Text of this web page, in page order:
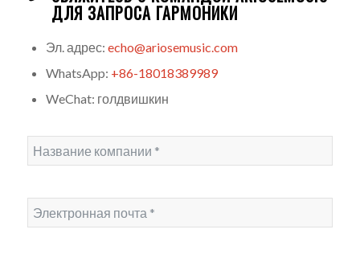
ДЛЯ ЗАПРОСА ГАРМОНИКИ
Эл. адрес: echo@ariosemusic.com
WhatsApp: +86-18018389989
WeChat: голдвишкин